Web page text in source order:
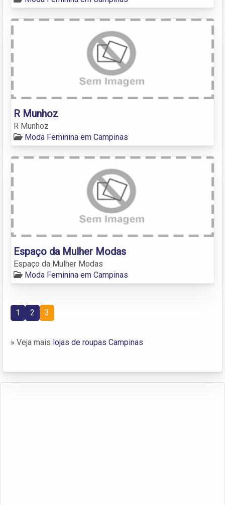
R Munhoz
R Munhoz
Moda Feminina em Campinas
Espaço da Mulher Modas
Espaço da Mulher Modas
Moda Feminina em Campinas
1 2 3
» Veja mais lojas de roupas Campinas